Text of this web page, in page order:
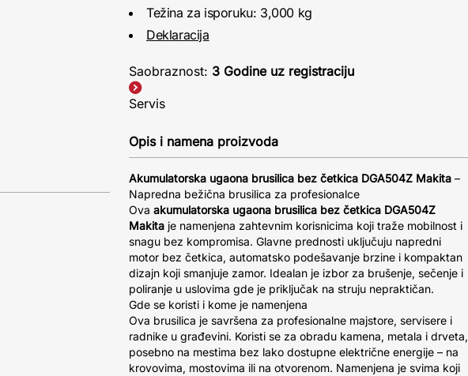
Težina za isporuku: 3,000 kg
Deklaracija
Saobraznost: 3 Godine uz registraciju
Servis
Opis i namena proizvoda
Akumulatorska ugaona brusilica bez četkica DGA504Z Makita –
Napredna bežična brusilica za profesionalce
Ova akumulatorska ugaona brusilica bez četkica DGA504Z
Makita je namenjena zahtevnim korisnicima koji traže mobilnost i
snagu bez kompromisa. Glavne prednosti uključuju napredni
motor bez četkica, automatsko podešavanje brzine i kompaktan
dizajn koji smanjuje zamor. Idealan je izbor za brušenje, sečenje i
poliranje u uslovima gde je priključak na struju nepraktičan.
Gde se koristi i kome je namenjena
Ova brusilica je savršena za profesionalne majstore, servisere i
radnike u građevini. Koristi se za obradu kamena, metala i drveta,
posebno na mestima bez lako dostupne električne energije – na
krovovima, mostovima ili na otvorenom. Namenjena je svima koji